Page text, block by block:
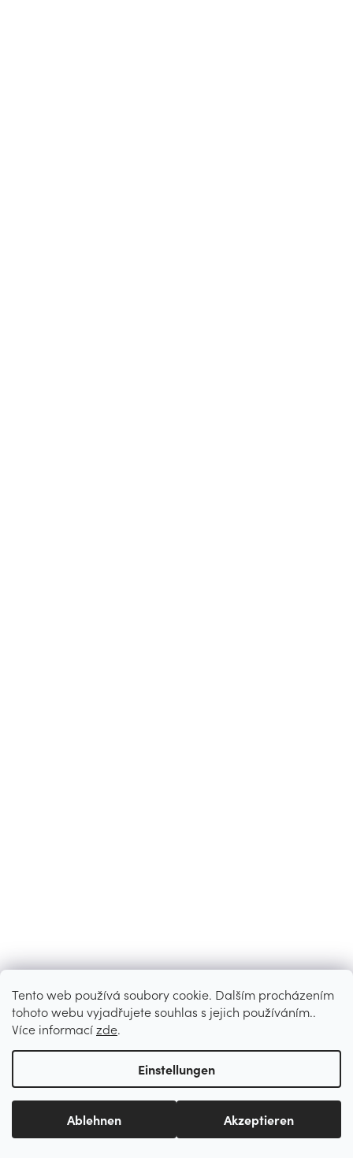
Tento web používá soubory cookie. Dalším procházením
tohoto webu vyjadřujete souhlas s jejich používáním..
Více informacízde.
Einstellungen
Ablehnen Akzeptieren